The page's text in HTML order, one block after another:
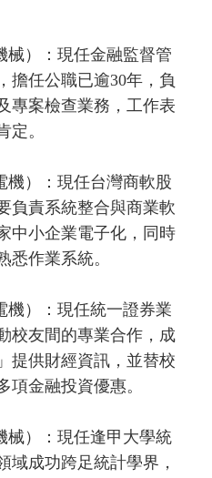
）：現任金融監督管
擔任公職已逾30年，負
專案檢查業務，工作表
定。
）：現任台灣商軟股
負責系統整合與商業軟
中小企業電子化，同時
悉作業系統。
）：現任統一證券業
校友間的專業合作，成
提供財經資訊，並替校
項金融投資優惠。
）：現任逢甲大學統
域成功跨足統計學界，